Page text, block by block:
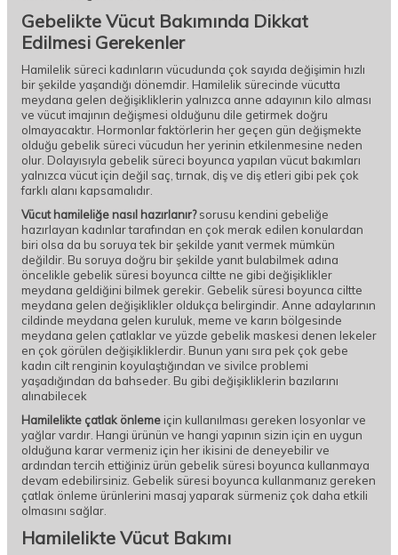
Gebelikte Vücut Bakımında Dikkat
Edilmesi Gerekenler
Hamilelik süreci kadınların vücudunda çok sayıda değişimin hızlı
bir şekilde yaşandığı dönemdir. Hamilelik sürecinde vücutta
meydana gelen değişikliklerin yalnızca anne adayının kilo alması
ve vücut imajının değişmesi olduğunu dile getirmek doğru
olmayacaktır. Hormonlar faktörlerin her geçen gün değişmekte
olduğu gebelik süreci vücudun her yerinin etkilenmesine neden
olur. Dolayısıyla gebelik süreci boyunca yapılan vücut bakımları
yalnızca vücut için değil saç, tırnak, diş ve diş etleri gibi pek çok
farklı alanı kapsamalıdır.
Vücut hamileliğe nasıl hazırlanır?sorusu kendini gebeliğe
hazırlayan kadınlar tarafından en çok merak edilen konulardan
biri olsa da bu soruya tek bir şekilde yanıt vermek mümkün
değildir. Bu soruya doğru bir şekilde yanıt bulabilmek adına
öncelikle gebelik süresi boyunca ciltte ne gibi değişiklikler
meydana geldiğini bilmek gerekir. Gebelik süresi boyunca ciltte
meydana gelen değişiklikler oldukça belirgindir. Anne adaylarının
cildinde meydana gelen kuruluk, meme ve karın bölgesinde
meydana gelen çatlaklar ve yüzde gebelik maskesi denen lekeler
en çok görülen değişikliklerdir. Bunun yanı sıra pek çok gebe
kadın cilt renginin koyulaştığından ve sivilce problemi
yaşadığından da bahseder. Bu gibi değişikliklerin bazılarını
alınabilecek
Hamilelikte çatlak önleme için kullanılması gereken losyonlar ve
yağlar vardır. Hangi ürünün ve hangi yapının sizin için en uygun
olduğuna karar vermeniz için her ikisini de deneyebilir ve
ardından tercih ettiğiniz ürün gebelik süresi boyunca kullanmaya
devam edebilirsiniz. Gebelik süresi boyunca kullanmanız gereken
çatlak önleme ürünlerini masaj yaparak sürmeniz çok daha etkili
olmasını sağlar.
Hamilelikte Vücut Bakımı